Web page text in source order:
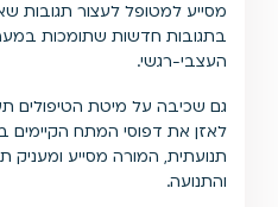
מסייע למטופל לעצור תגובות
בתגובות חדשות שתומכות
העצבי-רגשי.
גם שכיבה על מיטת הטיפולים
לאזן את דפוסי המתח הקיימים
תנועתית, המורה מסייע ומעניק
והתנועה.